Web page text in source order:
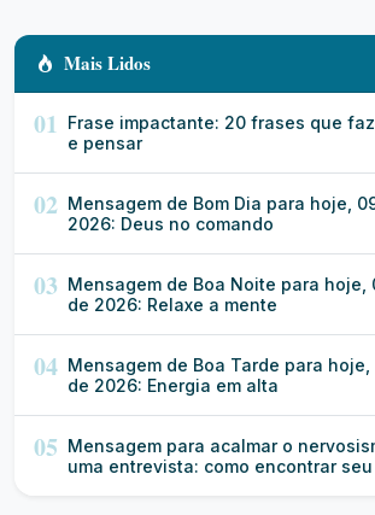
Mais Lidos
01 Frase impactante: 20 frases que
e pensar
02 Mensagem de Bom Dia para hoje,
2026: Deus no comando
03 Mensagem de Boa Noite para hoje,
de 2026: Relaxe a mente
04 Mensagem de Boa Tarde para
de 2026: Energia em alta
05 Mensagem para acalmar o
uma entrevista: como encontrar